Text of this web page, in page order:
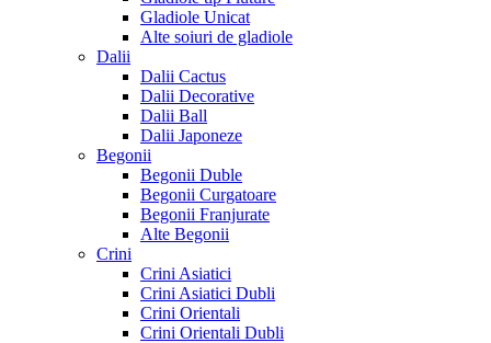
Gladiole Unicat
Alte soiuri de gladiole
Dalii
Dalii Cactus
Dalii Decorative
Dalii Ball
Dalii Japoneze
Begonii
Begonii Duble
Begonii Curgatoare
Begonii Franjurate
Alte Begonii
Crini
Crini Asiatici
Crini Asiatici Dubli
Crini Orientali
Crini Orientali Dubli